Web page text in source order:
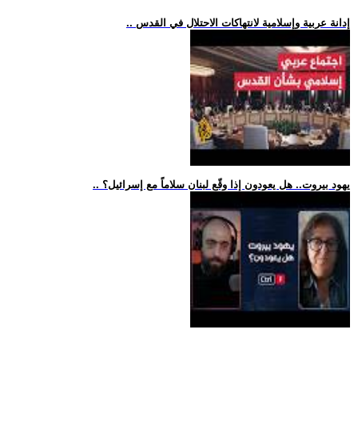
.. إدانة عربية وإسلامية لانتهاكات الاحتلال في القدس
.. يهود بيروت.. هل يعودون إذا وقّع لبنان سلاماً مع إسرائيل؟